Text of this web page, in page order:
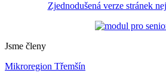
Zjednodušená verze stránek
Jsme členy
Mikroregion Třemšín